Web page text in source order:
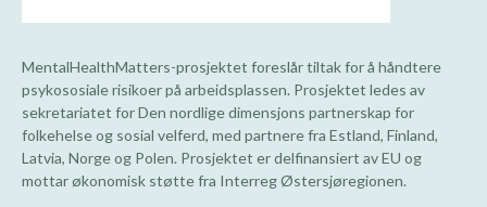
MentalHealthMatters-prosjektet foreslår tiltak for å håndtere
psykososiale risikoer på arbeidsplassen. Prosjektet ledes av
sekretariatet for Den nordlige dimensjons partnerskap for
folkehelse og sosial velferd, med partnere fra Estland, Finland,
Latvia, Norge og Polen. Prosjektet er delfinansiert av EU og
mottar økonomisk støtte fra Interreg Østersjøregionen.